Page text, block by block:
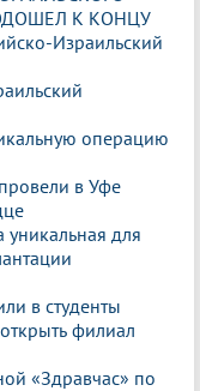
К КОНЦУ
Израильский
операцию
в Уфе
для
в студенты
филиал
«Здравчас» по